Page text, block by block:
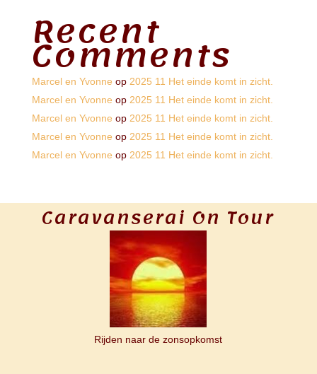
Recent
Comments
Marcel en Yvonne op 2025 11 Het einde komt in zicht.
Marcel en Yvonne op 2025 11 Het einde komt in zicht.
Marcel en Yvonne op 2025 11 Het einde komt in zicht.
Marcel en Yvonne op 2025 11 Het einde komt in zicht.
Marcel en Yvonne op 2025 11 Het einde komt in zicht.
Caravanserai On Tour
Rijden naar de zonsopkomst